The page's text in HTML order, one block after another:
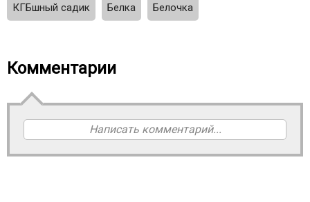
КГБшный садик Белка Белочка
Комментарии
Написать комментарий...